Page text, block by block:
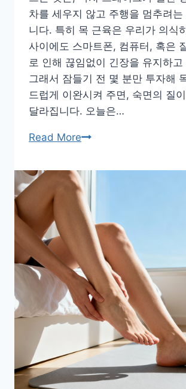
차를 세우지 않고 주행을 멈추려는
니다. 특히 목 근육은 우리가 의식
사이에도 스마트폰, 컴퓨터, 혹은
로 인해 끊임없이 긴장을 유지하고
그래서 잠들기 전 몇 분만 투자해
드럽게 이완시켜 주면, 숙면의 질
달라집니다. 오늘은…
Read More하
의
피
로
를
풀
주
는
잠
들
전
5
분